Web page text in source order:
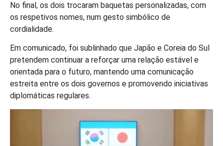
No final, os dois trocaram baquetas personalizadas, com
os respetivos nomes, num gesto simbólico de
cordialidade.
Em comunicado, foi sublinhado que Japão e Coreia do Sul
pretendem continuar a reforçar uma relação estável e
orientada para o futuro, mantendo uma comunicação
estreita entre os dois governos e promovendo iniciativas
diplomáticas regulares.